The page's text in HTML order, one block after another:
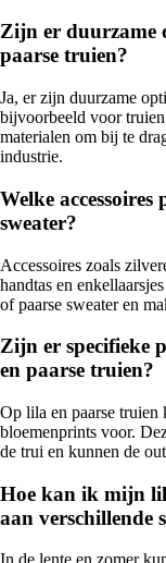
Zijn er duurzame
paarse truien?
Ja, er zijn duurzame
bijvoorbeeld voor
materialen om bij te
industrie.
Welke
sweater?
Accessoires zoals
handtas en
of paarse sweater en
Zijn er specifieke
en paarse truien?
Op lila en paarse truien
bloemenprints voor.
de trui en kunnen de
Hoe kan ik mijn
aan verschillende